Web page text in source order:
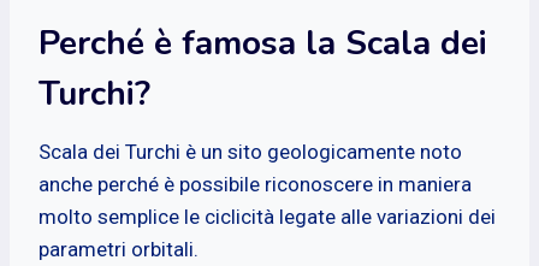
Perché è famosa la Scala dei
Turchi?
Scala dei Turchi è un sito geologicamente noto
anche perché è possibile riconoscere in maniera
molto semplice le ciclicità legate alle variazioni dei
parametri orbitali.